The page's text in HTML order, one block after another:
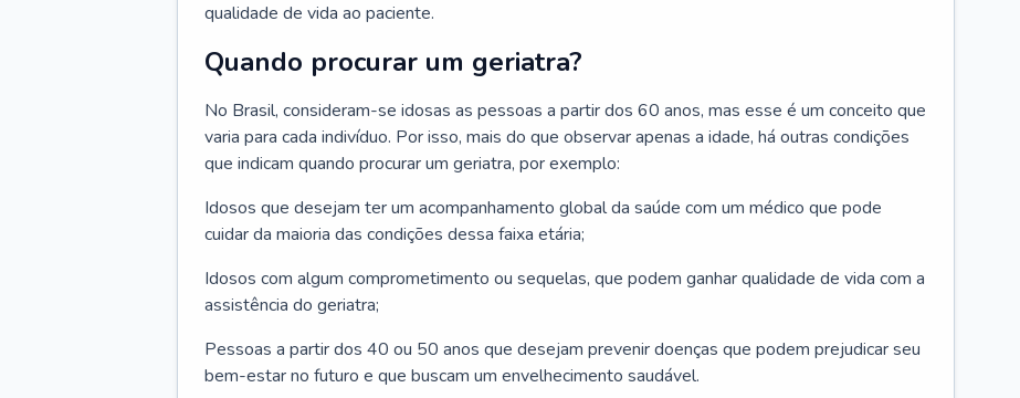
qualidade de vida ao paciente.
Quando procurar um geriatra?
No Brasil, consideram-se idosas as pessoas a partir dos 60 anos, mas esse é um conceito que
varia para cada indivíduo. Por isso, mais do que observar apenas a idade, há outras condições
que indicam quando procurar um geriatra, por exemplo:
Idosos que desejam ter um acompanhamento global da saúde com um médico que pode
cuidar da maioria das condições dessa faixa etária;
Idosos com algum comprometimento ou sequelas, que podem ganhar qualidade de vida com a
assistência do geriatra;
Pessoas a partir dos 40 ou 50 anos que desejam prevenir doenças que podem prejudicar seu
bem-estar no futuro e que buscam um envelhecimento saudável.